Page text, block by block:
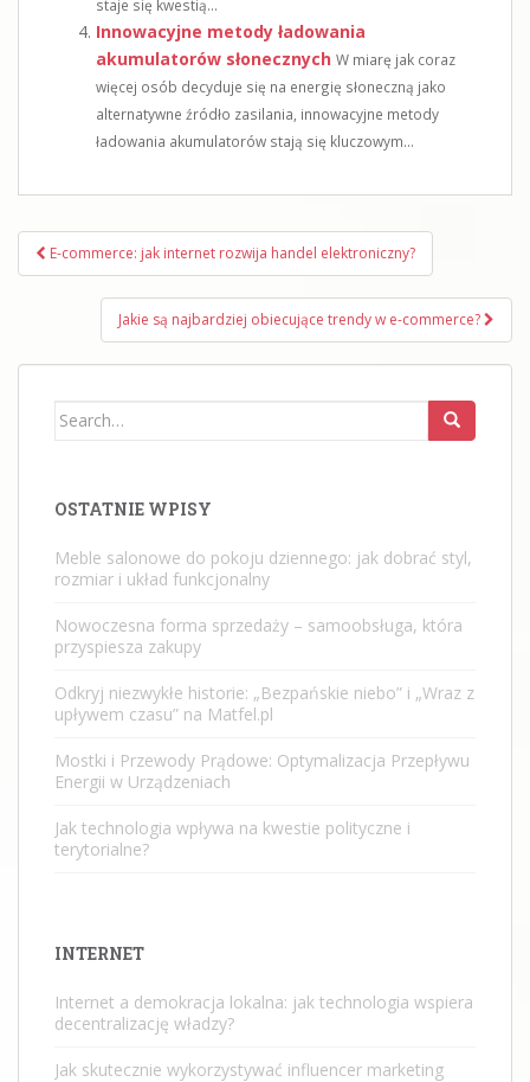
staje się kwestią...
Innowacyjne metody ładowania
akumulatorów słonecznych W miarę jak coraz
więcej osób decyduje się na energię słoneczną jako
alternatywne źródło zasilania, innowacyjne metody
ładowania akumulatorów stają się kluczowym...
Nawigacja
wpisu
E-commerce: jak internet rozwija handel elektroniczny?
Jakie są najbardziej obiecujące trendy w e-commerce?
Search
OSTATNIE WPISY
Meble salonowe do pokoju dziennego: jak dobrać styl,
rozmiar i układ funkcjonalny
Nowoczesna forma sprzedaży – samoobsługa, która
przyspiesza zakupy
Odkryj niezwykłe historie: „Bezpańskie niebo” i „Wraz z
upływem czasu” na Matfel.pl
Mostki i Przewody Prądowe: Optymalizacja Przepływu
Energii w Urządzeniach
Jak technologia wpływa na kwestie polityczne i
terytorialne?
INTERNET
Internet a demokracja lokalna: jak technologia wspiera
decentralizację władzy?
Jak skutecznie wykorzystywać influencer marketing